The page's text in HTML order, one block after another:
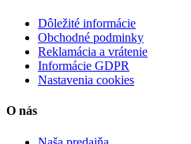
Dôležité informácie
Obchodné podminky
Reklamácia a vrátenie
Informácie GDPR
Nastavenia cookies
O nás